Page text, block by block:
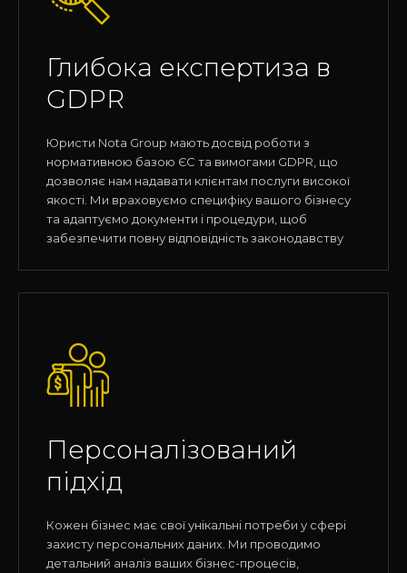
Глибока експертиза в
GDPR
Юристи Nota Group мають досвід роботи з
нормативною базою ЄС та вимогами GDPR, що
дозволяє нам надавати клієнтам послуги високої
якості. Ми враховуємо специфіку вашого бізнесу
та адаптуємо документи і процедури, щоб
забезпечити повну відповідність законодавству
Персоналізований
підхід
Кожен бізнес має свої унікальні потреби у сфері
захисту персональних даних. Ми проводимо
детальний аналіз ваших бізнес-процесів,